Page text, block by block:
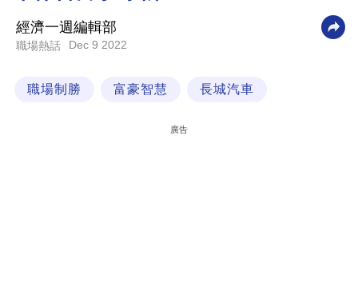
業
科
經濟一週編輯部
職場熱話 Dec 9 2022
職場制勝 富豪智慧 長城汽車
廣告